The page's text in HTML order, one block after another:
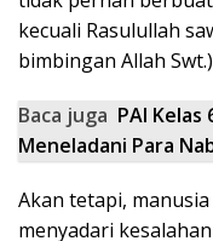
kecuali Rasulullah
bimbingan Allah
Baca juga PAI Kelas
Meneladani Para
Akan tetapi,
menyadari